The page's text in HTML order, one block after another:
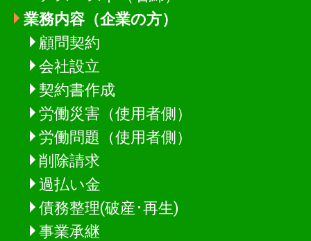
業務内容（企業の方）
顧問契約
会社設立
契約書作成
労働災害（使用者側）
労働問題（使用者側）
削除請求
過払い金
債務整理(破産･再生)
事業承継